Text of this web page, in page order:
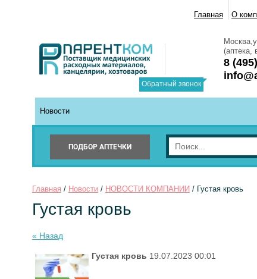
Главная О
(аптека,
8
Обратный звонок
Новости
ПОДБОР АПТЕЧКИ
Главная / Новости / НОВОСТИ КОМПАНИИ / Густая кровь
Густая кровь
« Назад
Густая кровь 19.07.2023 00:01